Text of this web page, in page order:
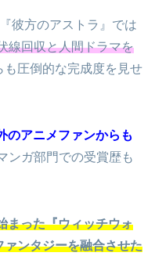
彼方のアストラ』では
線回収と人間ドラマを
も圧倒的な完成度を見せ
のアニメファンからも
ンガ部門での受賞歴も
まった『ウィッチウォ
ンタジーを融合させた